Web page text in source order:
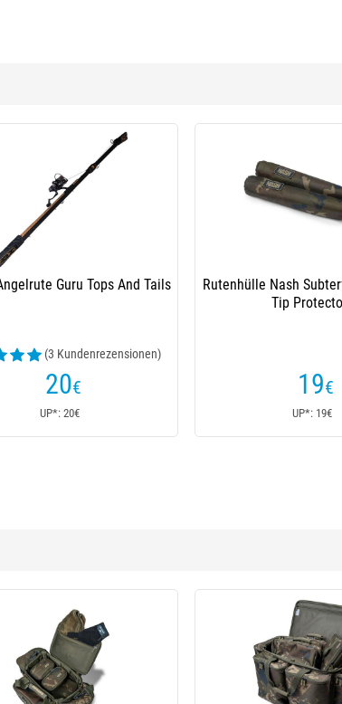
Butt And
Rutenschutz Korda Compac Elasticated
Tip & Butt Protector Dark Kamo